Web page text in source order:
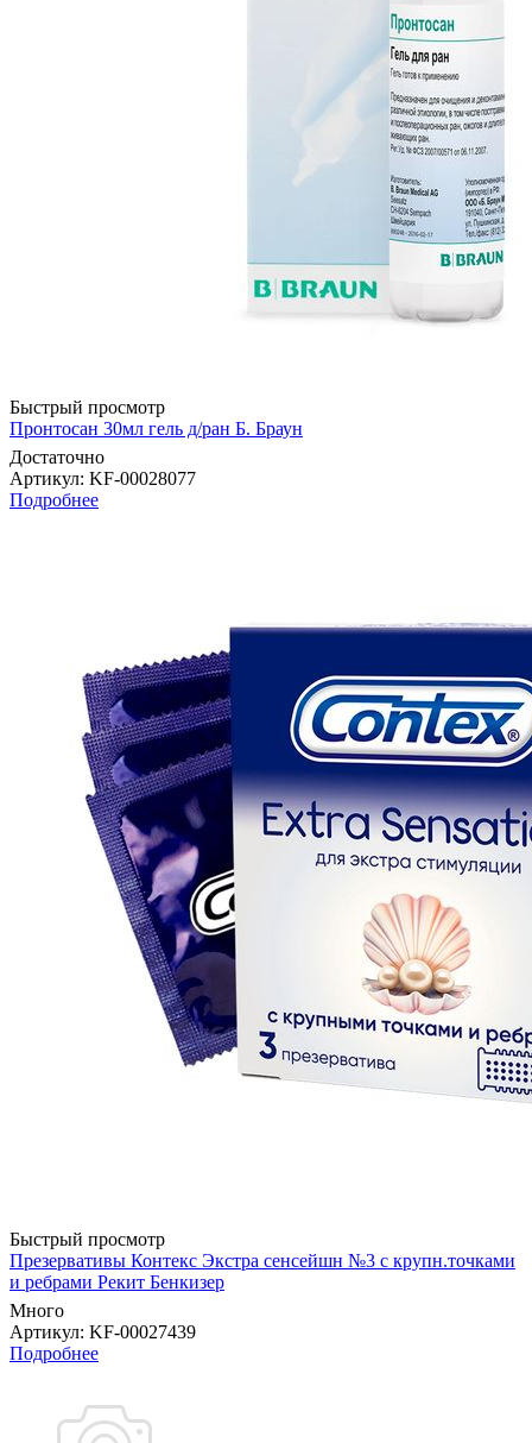
Быстрый просмотр
Пронтосан 30мл гель д/ран Б. Браун
Достаточно
Артикул: KF-00028077
Подробнее
Быстрый просмотр
Презервативы Контекс Экстра сенсейшн №3 с крупн.точками
и ребрами Рекит Бенкизер
Много
Артикул: KF-00027439
Подробнее